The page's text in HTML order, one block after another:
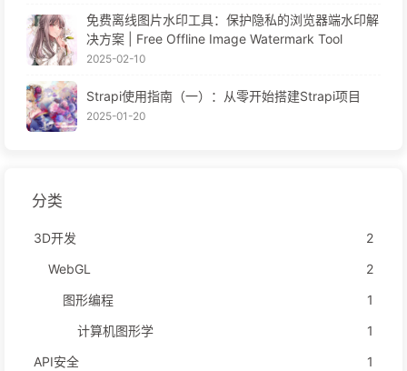
免费离线图片水印工具：保护隐私的浏览器端水印解
决方案 | Free Offline Image Watermark Tool
2025-02-10
Strapi使用指南（一）：从零开始搭建Strapi项目
2025-01-20
分类
3D开发
2
WebGL
2
图形编程
1
计算机图形学
1
API安全
1